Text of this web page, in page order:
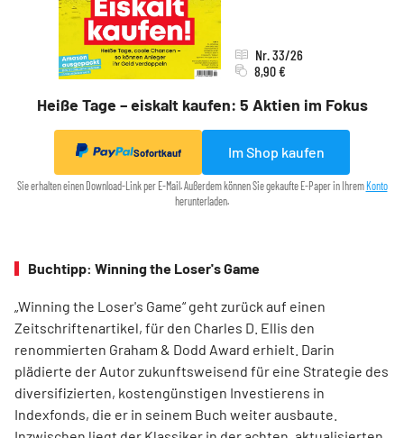
Heiße Tage – eiskalt kaufen: 5 Aktien im Fokus
Nr. 33/26
8,90 €
Sofortkauf Im Shop kaufen
Sie erhalten einen Download-Link per E-Mail. Außerdem können Sie gekaufte E-Paper in Ihrem Konto
herunterladen.
Buchtipp: Winning the Loser's Game
„Winning the Loser's Game“ geht zurück auf einen
Zeitschriftenartikel, für den Charles D. Ellis den
renommierten Graham & Dodd Award erhielt. Darin
plädierte der Autor zukunftsweisend für eine Strategie des
diversifizierten, kostengünstigen Investierens in
Indexfonds, die er in seinem Buch weiter ausbaute.